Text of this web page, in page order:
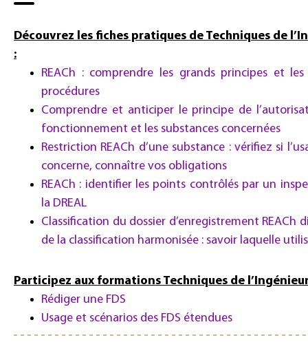
Découvrez les fiches pratiques de Techniques de
:
REACh : comprendre les grands principes et les
procédures
Comprendre et anticiper le principe de
fonctionnement et les substances concernées
Restriction REACh d’une substance : vérifiez si
concerne, connaître vos obligations
REACh : identifier les points contrôlés par un
la DREAL
Classification du dossier d’enregistrement REACh
de la classification harmonisée : savoir laquelle
Participez aux formations Techniques de
Rédiger une FDS
Usage et scénarios des FDS étendues